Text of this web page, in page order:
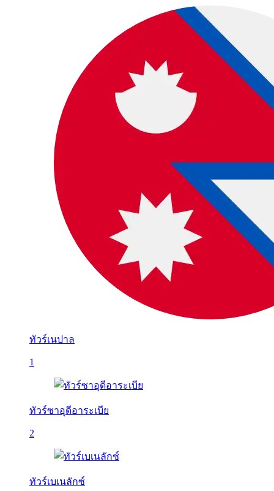
ทัวร์เนปาล
1
ทัวร์ซาอุดีอาระเบีย
2
ทัวร์เบเนลักซ์